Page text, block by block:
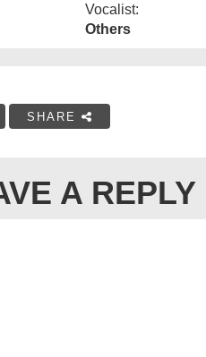
Vocalist:
Others
SHARE
A REPLY